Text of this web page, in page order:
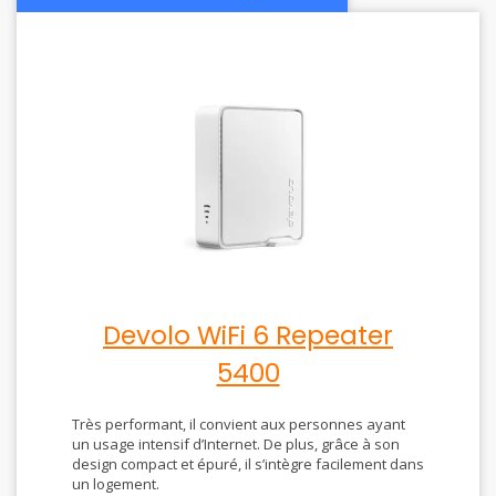
Devolo WiFi 6 Repeater
5400
Très performant, il convient aux personnes ayant
un usage intensif d’Internet. De plus, grâce à son
design compact et épuré, il s’intègre facilement dans
un logement.